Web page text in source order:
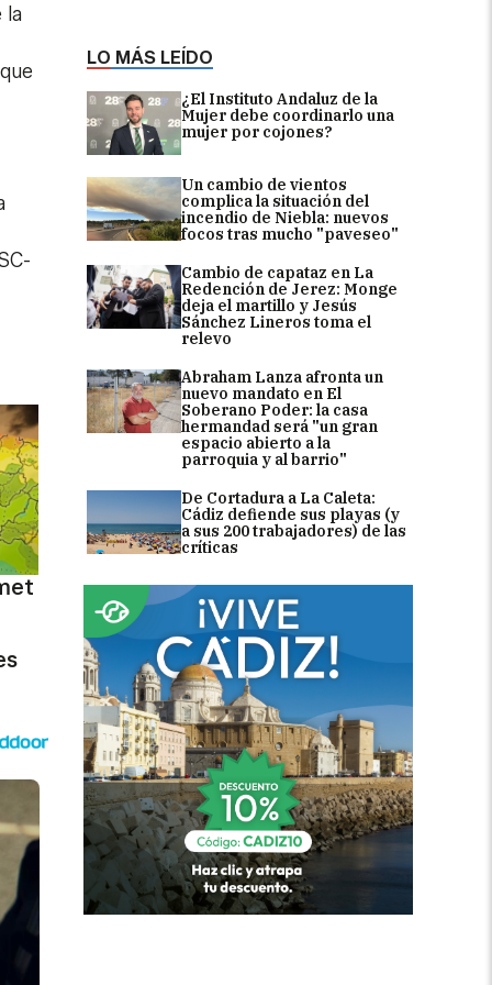
LO MÁS LEÍDO
¿El Instituto Andaluz de la
Mujer debe coordinarlo una
mujer por cojones?
Un cambio de vientos
complica la situación del
incendio de Niebla: nuevos
focos tras mucho "paveseo"
Cambio de capataz en La
Redención de Jerez: Monge
deja el martillo y Jesús
Sánchez Lineros toma el
relevo
Abraham Lanza afronta un
nuevo mandato en El
Soberano Poder: la casa
hermandad será "un gran
espacio abierto a la
parroquia y al barrio"
De Cortadura a La Caleta:
Cádiz defiende sus playas (y
a sus 200 trabajadores) de las
críticas
la